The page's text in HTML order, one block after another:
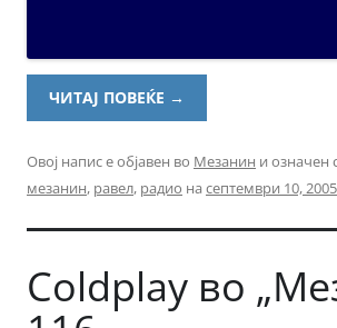
ЧИТАЈ ПОВЕЌЕ →
Овој напис е објавен во Мезанин и означен
мезанин, равел, радио на септември 10, 2005
Coldplay во